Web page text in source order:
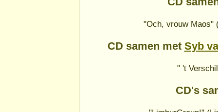
"Och, vrouw Maos"
CD samen met Syb
" 't
CD's